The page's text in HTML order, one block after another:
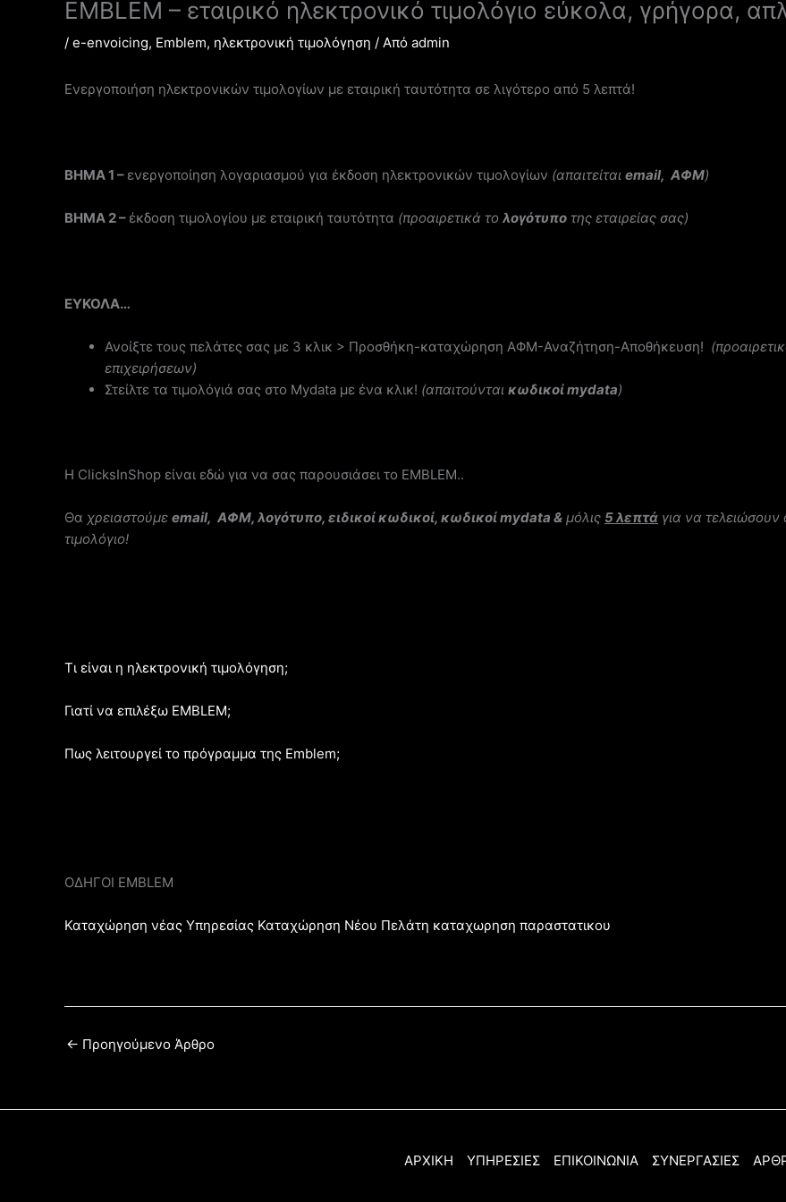
EMBLEM – εταιρικό ηλεκτρονικό τιμολόγιο εύκολα, γρήγορα,
/ e-envoicing, Emblem, ηλεκτρονική τιμολόγηση / Από admin
Ενεργοποιήση ηλεκτρονικών τιμολογίων με εταιρική ταυτότητα σε λιγότερο από 5 λεπτά!
ΒΗΜΑ 1 – ενεργοποίηση λογαριασμού για έκδοση ηλεκτρονικών τιμολογίων (απαιτείται email, ΑΦΜ)
ΒΗΜΑ 2 – έκδοση τιμολογίου με εταιρική ταυτότητα (προαιρετικά το λογότυπο της εταιρείας σας)
ΕΥΚΟΛΑ…
Ανοίξτε τους πελάτες σας με 3 κλικ > Προσθήκη-καταχώρηση ΑΦΜ-Αναζήτηση-Αποθήκευση!
επιχειρήσεων)
Στείλτε τα τιμολόγιά σας στο Mydata με ένα κλικ! (απαιτούνται κωδικοί mydata)
H ClicksInShop είναι εδώ για να σας παρουσιάσει το EMBLEM..
Θα χρειαστούμε email, ΑΦΜ, λογότυπο, ειδικοί κωδικοί, κωδικοί mydata & μόλις 5 λεπτά για να τελειώσουν
τιμολόγιο!
Τι είναι η ηλεκτρονική τιμολόγηση;
Γιατί να επιλέξω EMBLEM;
Πως λειτουργεί το πρόγραμμα της Emblem;
ΟΔΗΓΟΙ EMBLEM
Καταχώρηση νέας Υπηρεσίας Καταχώρηση Νέου Πελάτη καταχωρηση παραστατικου
← Προηγούμενο Άρθρο
ΑΡΧΙΚΗ ΥΠΗΡΕΣΙΕΣ ΕΠΙΚΟΙΝΩΝΙΑ ΣΥΝΕΡΓΑΣΙΕΣ